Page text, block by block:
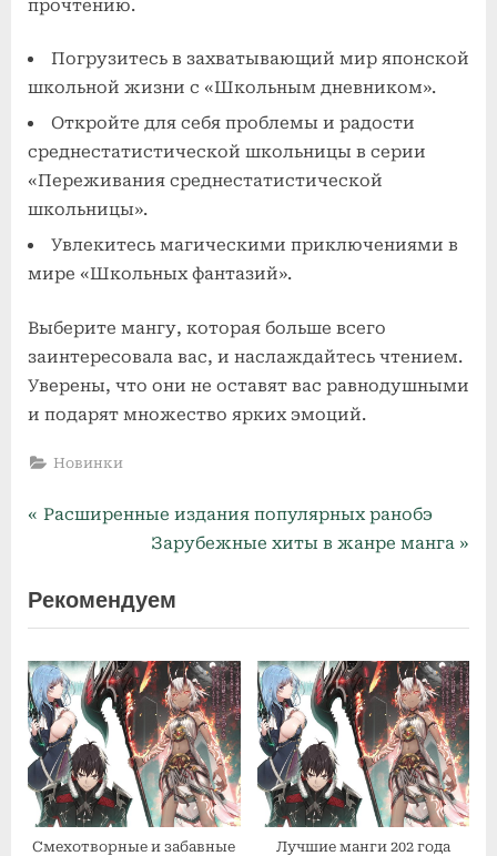
прочтению.
Погрузитесь в захватывающий мир японской
школьной жизни с «Школьным дневником».
Откройте для себя проблемы и радости
среднестатистической школьницы в серии
«Переживания среднестатистической
школьницы».
Увлекитесь магическими приключениями в
мире «Школьных фантазий».
Выберите мангу, которая больше всего
заинтересовала вас, и наслаждайтесь чтением.
Уверены, что они не оставят вас равнодушными
и подарят множество ярких эмоций.
Новинки
Навигация
записям
P
v
i
o
u
s
P
o
s
t
Расширенные издания популярных ранобэ
N
x
t
P
o
s
t
:
Зарубежные хиты в жанре манга
Рекомендуем
Смехотворные и забавные
Лучшие манги 202 года